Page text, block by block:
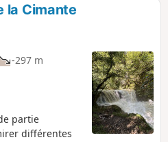
la Cimante
-297 m
partie
différentes